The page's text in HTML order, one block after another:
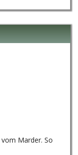
Marder. So